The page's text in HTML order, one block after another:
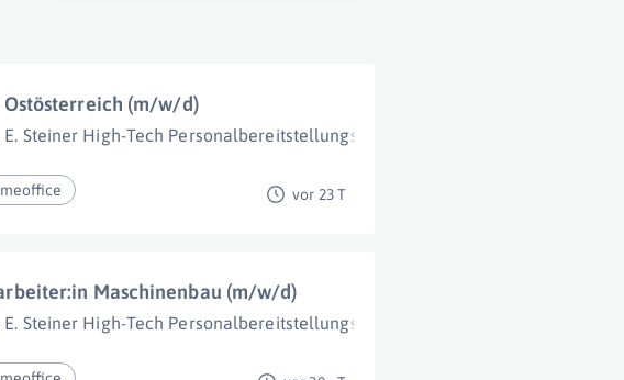
(m/w/d)
E. Steiner High-Tech Personalbereitstellungs- und technische Dienstleistungsge
vor 23 T
Maschinenbau (m/w/d)
E. Steiner High-Tech Personalbereitstellungs- und technische Dienstleistungsge